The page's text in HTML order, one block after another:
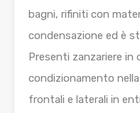
bagni, rifiniti con
condensazione ed è
Presenti zanzariere in
condizionamento
frontali e laterali in